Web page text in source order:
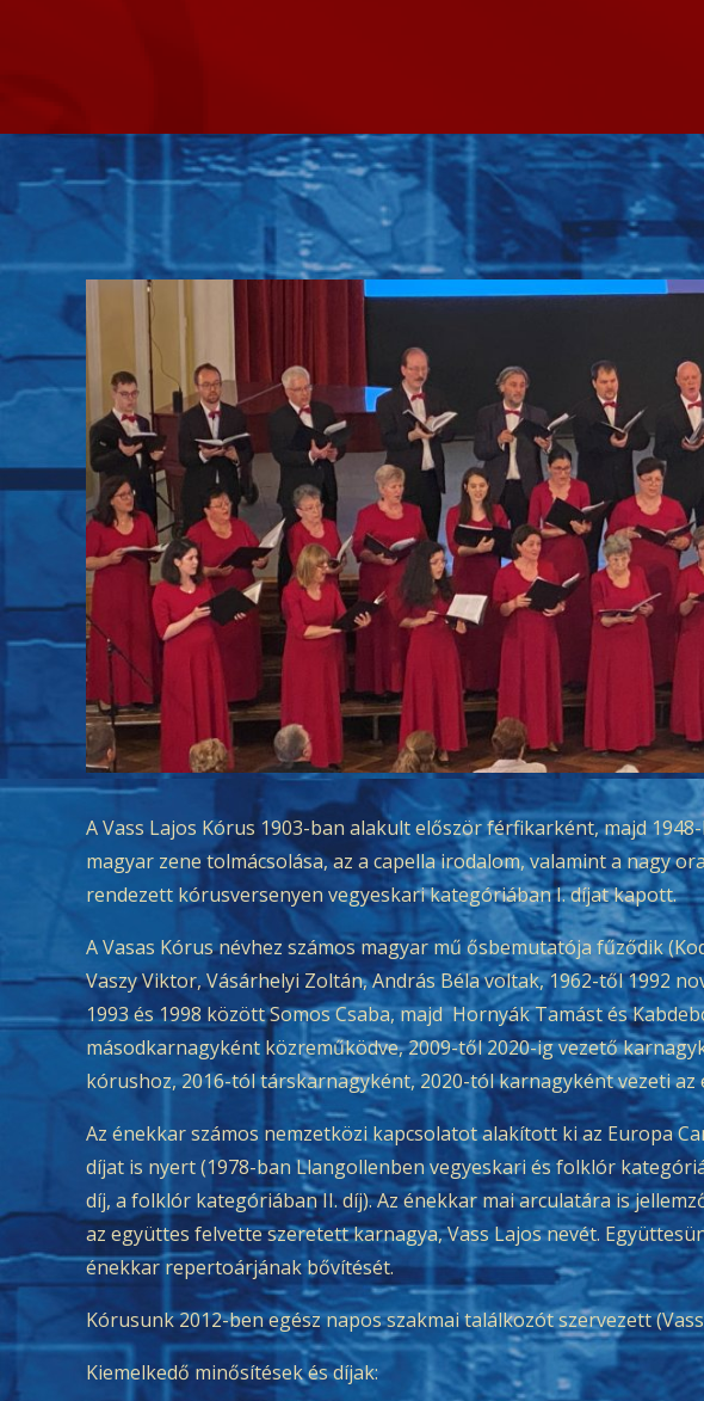
A Vass Lajos Kórus 1903-ban alakult először férfikarként, majd
magyar zene tolmácsolása, az a capella irodalom, valamint a nagy
rendezett kórusversenyen vegyeskari kategóriában I. díjat kapott.
A Vasas Kórus névhez számos magyar mű ősbemutatója fűződik
Vaszy Viktor, Vásárhelyi Zoltán, András Béla voltak, 1962-től 1992
1993 és 1998 között Somos Csaba, majd Hornyák Tamást és
másodkarnagyként közreműködve, 2009-től 2020-ig vezető
kórushoz, 2016-tól társkarnagyként, 2020-tól karnagyként vezeti az
Az énekkar számos nemzetközi kapcsolatot alakított ki az Europa
díjat is nyert (1978-ban Llangollenben vegyeskari és folklór
díj, a folklór kategóriában II. díj). Az énekkar mai arculatára is
az együttes felvette szeretett karnagya, Vass Lajos nevét.
énekkar repertoárjának bővítését.
Kórusunk 2012-ben egész napos szakmai találkozót szervezett
Kiemelkedő minősítések és díjak: